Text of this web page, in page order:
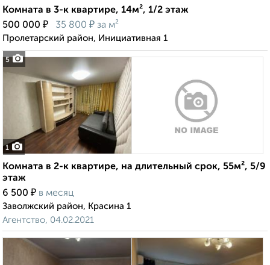
5
Комната в 3-к квартире, 14м², 1/2 этаж
500 000 ₽ 35 800 ₽ за м²
Пролетарский район, Инициативная 1
1
Комната в 2-к квартире, на длительный срок, 55м², 5/9
этаж
6 500 ₽ в месяц
Заволжский район, Красина 1
Агентство, 04.02.2021